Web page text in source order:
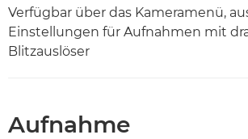
Verfügbar über das Kameramenü,
Einstellungen für Aufnahmen mit
Blitzauslöser
Aufnahme